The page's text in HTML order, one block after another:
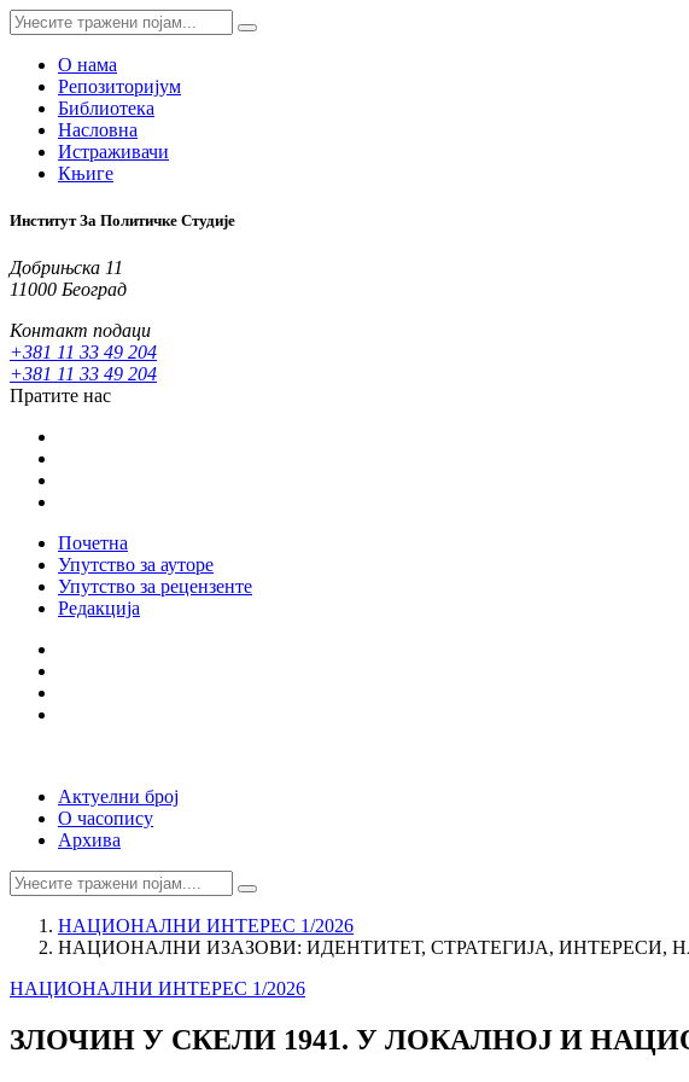
О нама
Репозиторијум
Библиотека
Насловна
Истраживачи
Књиге
Институт За Политичке Студије
Добрињска 11
11000 Београд
Контакт подаци
+381 11 33 49 204
+381 11 33 49 204
Пратите нас
Почетна
Упутство за ауторе
Упутство за рецензенте
Редакција
Актуелни број
О часопису
Архива
НАЦИОНАЛНИ ИНТЕРЕС 1/2026
НАЦИОНАЛНИ ИЗАЗОВИ: ИДЕНТИТЕТ, СТРАТЕГИЈА, ИНТЕРЕСИ,
НАЦИОНАЛНИ ИНТЕРЕС 1/2026
ЗЛОЧИН У СКЕЛИ 1941. У ЛОКАЛНОЈ И